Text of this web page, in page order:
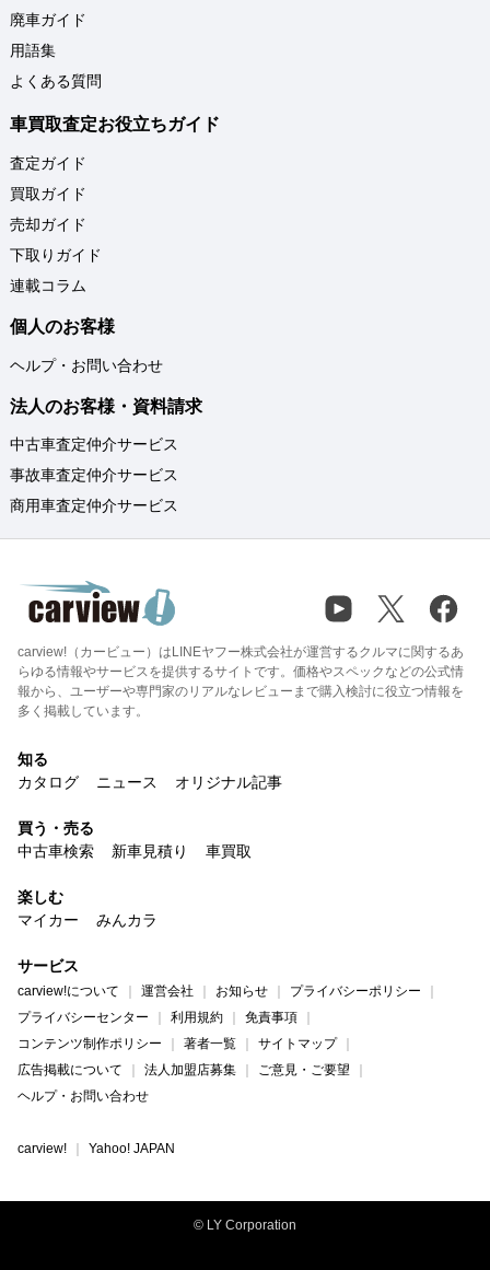
廃車ガイド
用語集
よくある質問
車買取査定お役立ちガイド
査定ガイド
買取ガイド
売却ガイド
下取りガイド
連載コラム
個人のお客様
ヘルプ・お問い合わせ
法人のお客様・資料請求
中古車査定仲介サービス
事故車査定仲介サービス
商用車査定仲介サービス
carview!（カービュー）はLINEヤフー株式会社が運営するクルマに関するあ
らゆる情報やサービスを提供するサイトです。価格やスペックなどの公式情
報から、ユーザーや専門家のリアルなレビューまで購入検討に役立つ情報を
多く掲載しています。
知る
カタログ
ニュース オリジナル記事
買う・売る
中古車検索
新車見積り 車買取
楽しむ
マイカー
みんカラ
サービス
carview!について 運営会社 お知らせ
プライバシーポリシー
プライバシーセンター
利用規約
免責事項
コンテンツ制作ポリシー
著者一覧
サイトマップ
広告掲載について
法人加盟店募集
ご意見・ご要望
ヘルプ・お問い合わせ
carview! Yahoo! JAPAN
© LY Corporation